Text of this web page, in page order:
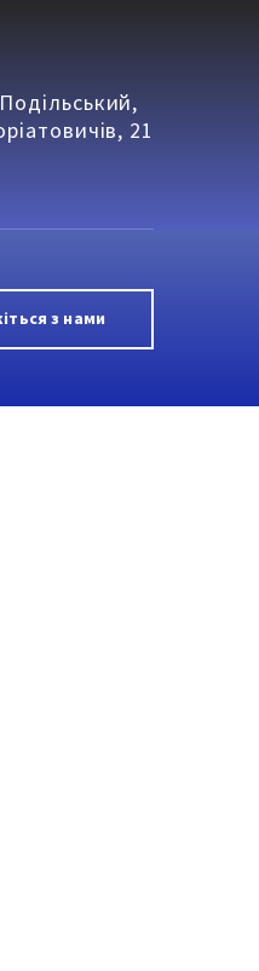
21
з нами